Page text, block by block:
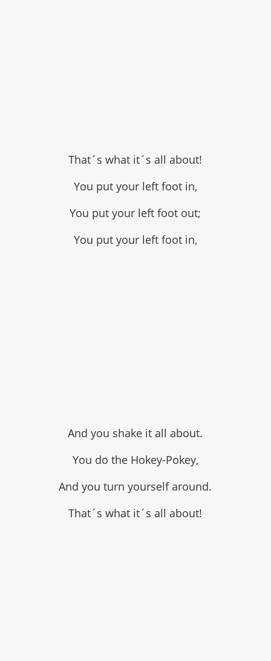
That´s what it´s all about!
You put your left foot in,
You put your left foot out;
You put your left foot in,
And you shake it all about.
You do the Hokey-Pokey,
And you turn yourself around.
That´s what it´s all about!